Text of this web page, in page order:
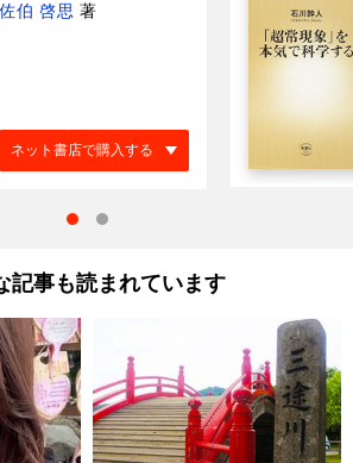
佐伯 啓思 著
ネット書店で購入する
記事も読まれています